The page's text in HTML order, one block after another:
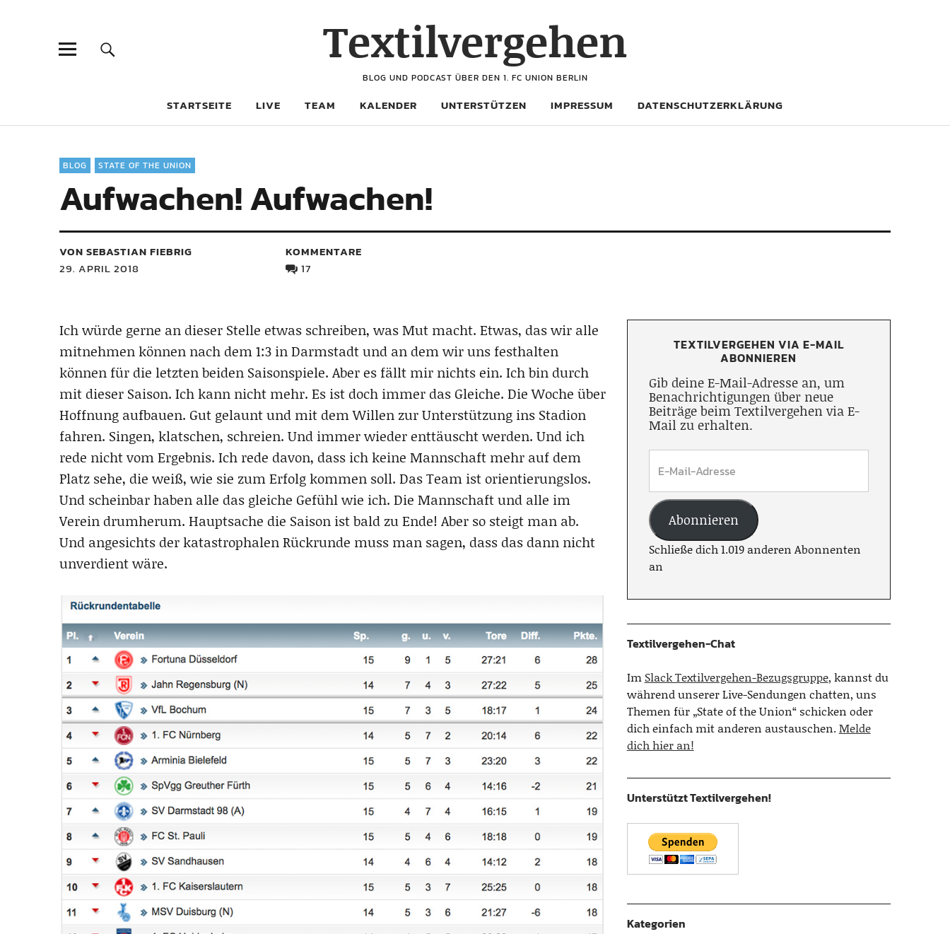
Textilvergehen
BLOG UND PODCAST ÜBER DEN 1. FC UNION BERLIN
STARTSEITE LIVE TEAM KALENDER UNTERSTÜTZEN IMPRESSUM DATENSCHUTZERKLÄRUNG
BLOG STATE OF THE UNION
Aufwachen! Aufwachen!
VON SEBASTIAN FIEBRIG
29. APRIL 2018
KOMMENTARE
17
Ich würde gerne an dieser Stelle etwas schreiben, was Mut macht. Etwas, das wir alle
mitnehmen können nach dem 1:3 in Darmstadt und an dem wir uns festhalten
können für die letzten beiden Saisonspiele. Aber es fällt mir nichts ein. Ich bin durch
mit dieser Saison. Ich kann nicht mehr. Es ist doch immer das Gleiche. Die Woche über
Hoffnung aufbauen. Gut gelaunt und mit dem Willen zur Unterstützung ins Stadion
fahren. Singen, klatschen, schreien. Und immer wieder enttäuscht werden. Und ich
rede nicht vom Ergebnis. Ich rede davon, dass ich keine Mannschaft mehr auf dem
Platz sehe, die weiß, wie sie zum Erfolg kommen soll. Das Team ist orientierungslos.
Und scheinbar haben alle das gleiche Gefühl wie ich. Die Mannschaft und alle im
Verein drumherum. Hauptsache die Saison ist bald zu Ende! Aber so steigt man ab.
Und angesichts der katastrophalen Rückrunde muss man sagen, dass das dann nicht
unverdient wäre.
TEXTILVERGEHEN VIA E-MAIL
ABONNIEREN
Gib deine E-Mail-Adresse an, um
Benachrichtigungen über neue
Beiträge beim Textilvergehen via E-
Mail zu erhalten.
Abonnieren
Schließe dich 1.019 anderen Abonnenten
an
Textilvergehen-Chat
Im Slack Textilvergehen-Bezugsgruppe, kannst du
während unserer Live-Sendungen chatten, uns
Themen für „State of the Union“ schicken oder
dich einfach mit anderen austauschen.Melde
dich hier an!
Unterstützt Textilvergehen!
Kategorien